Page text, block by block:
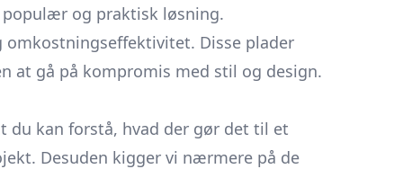
og praktisk løsning.
Disse plader
at gå på kompromis med stil og design.
du kan forstå, hvad der gør det til et
Desuden kigger vi nærmere på de